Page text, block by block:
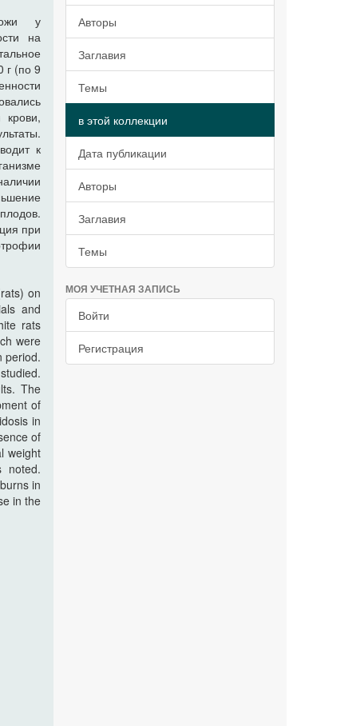
у
на
г (по 9
крови,
к
при
on
and
rats
were
period.
The
of
in
of
weight
noted.
in
in the
Авторы
Заглавия
Темы
в этой коллекции
Дата публикации
Авторы
Заглавия
Темы
МОЯ УЧЕТНАЯ ЗАПИСЬ
Войти
Регистрация